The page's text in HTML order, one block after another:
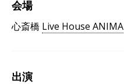
会場
心斎橋 Live House ANIMA
出演